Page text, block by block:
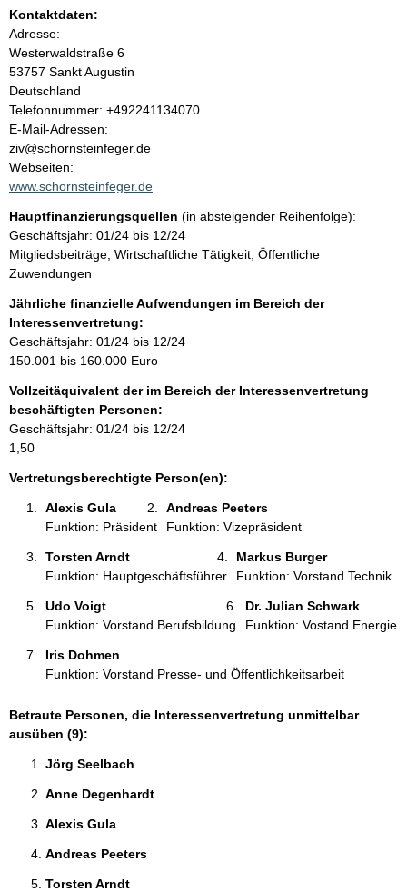
h
a
l
t
Kontaktdaten:
Adresse:
Westerwaldstraße 6
53757 Sankt Augustin
Deutschland
K
o
n
t
a
t
i
n
f
o
r
m
a
i
o
n
e
n
Telefonnummer: +492241134070
E-Mail-Adressen:
ziv@schornsteinfeger.de
Webseiten:
www.schornsteinfeger.de
Hauptfinanzierungsquellen (in absteigender Reihenfolge):
Geschäftsjahr: 01/24 bis 12/24
Mitgliedsbeiträge, Wirtschaftliche Tätigkeit, Öffentliche
Zuwendungen
Jährliche finanzielle Aufwendungen im Bereich der
Interessenvertretung:
Geschäftsjahr: 01/24 bis 12/24
150.001 bis 160.000 Euro
Vollzeitäquivalent der im Bereich der Interessenvertretung
beschäftigten Personen:
Geschäftsjahr: 01/24 bis 12/24
1,50
Vertretungsberechtigte Person(en):
Alexis Gula
Funktion: Präsident
Andreas Peeters
Funktion: Vizepräsident
Torsten Arndt
Funktion: Hauptgeschäftsführer
Markus Burger
Funktion: Vorstand Technik
Udo Voigt
Funktion: Vorstand Berufsbildung
Dr. Julian Schwark
Funktion: Vostand Energie
Iris Dohmen
Funktion: Vorstand Presse- und Öffentlichkeitsarbeit
Betraute Personen, die Interessenvertretung unmittelbar
ausüben (9):
Jörg Seelbach
Anne Degenhardt
Alexis Gula
Andreas Peeters
Torsten Arndt